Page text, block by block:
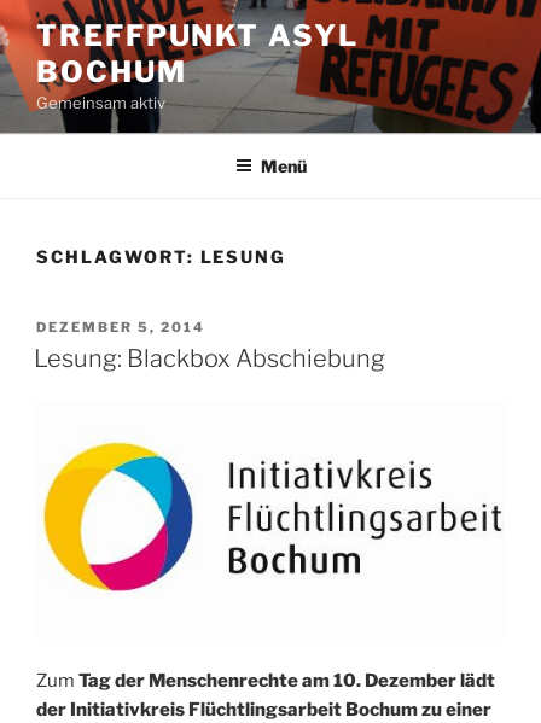
Zum
Inhalt
springen
TREFFPUNKT ASYL
BOCHUM
Gemeinsam aktiv
Menü
SCHLAGWORT: LESUNG
VERÖFFENTLICHT
AM
DEZEMBER 5, 2014
Lesung: Blackbox Abschiebung
Zum Tag der Menschenrechte am 10. Dezember lädt
der Initiativkreis Flüchtlingsarbeit Bochum zu einer